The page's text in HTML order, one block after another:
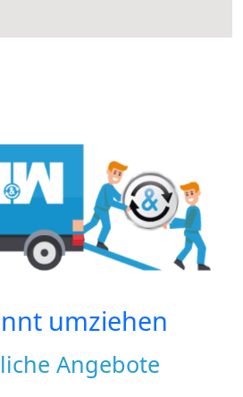
umziehen
Angebote